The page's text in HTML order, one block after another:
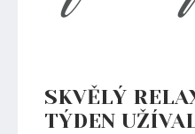
SKVĚLÝ
TÝDEN